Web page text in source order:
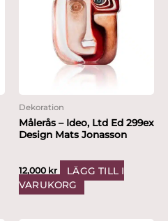
Dekoration
Målerås – Ideo, Ltd Ed 299ex
Design Mats Jonasson
12,000 kr
LÄGG TILL I
VARUKORG